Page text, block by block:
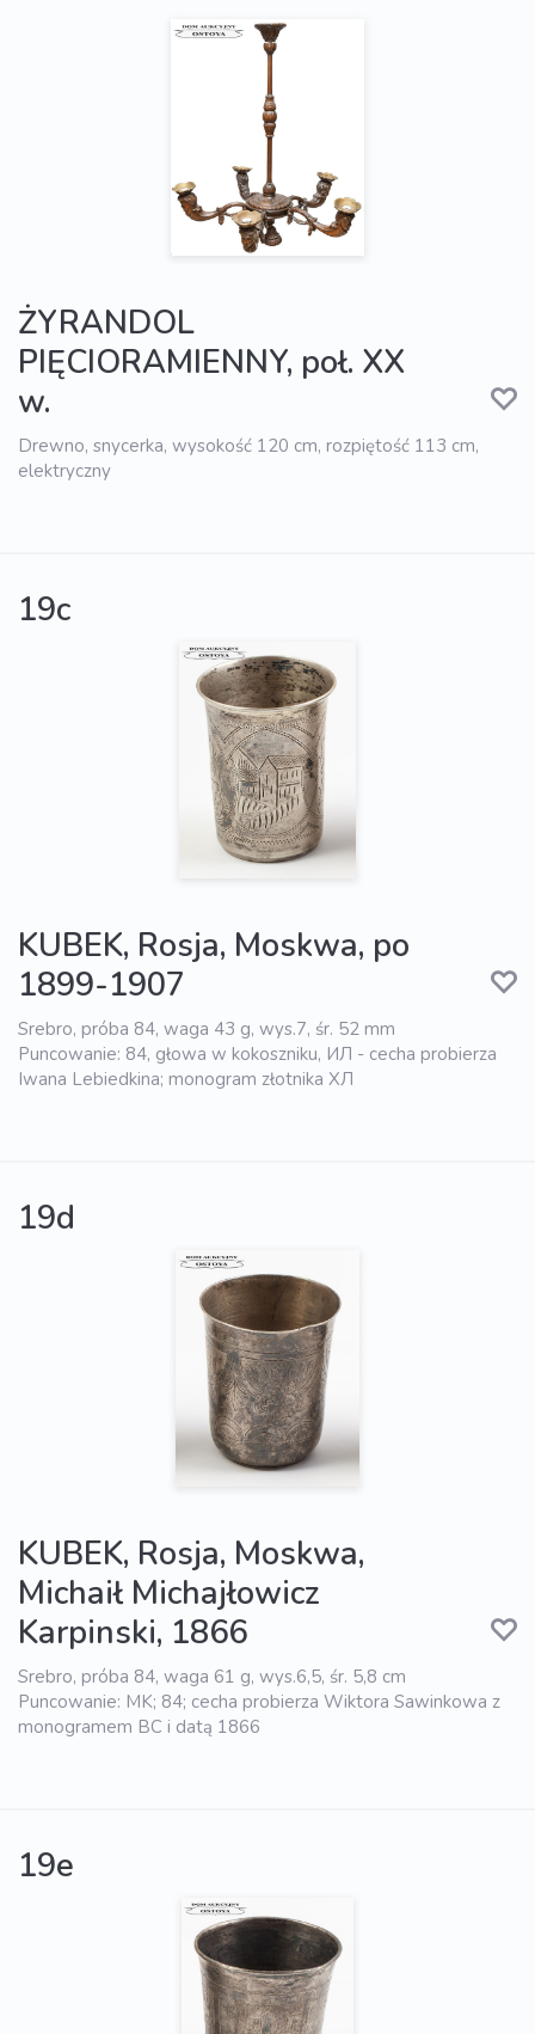
ŻYRANDOL
PIĘCIORAMIENNY, poł. XX
w.
Drewno, snycerka, wysokość 120 cm, rozpiętość 113 cm,
elektryczny
19c
KUBEK, Rosja, Moskwa, po
1899-1907
Srebro, próba 84, waga 43 g, wys.7, śr. 52 mm
Puncowanie: 84, głowa w kokoszniku, ИЛ - cecha probierza
Iwana Lebiedkina; monogram złotnika ХЛ
19d
KUBEK, Rosja, Moskwa,
Michaił Michajłowicz
Karpinski, 1866
Srebro, próba 84, waga 61 g, wys.6,5, śr. 5,8 cm
Puncowanie: MK; 84; cecha probierza Wiktora Sawinkowa z
monogramem BC i datą 1866
19e